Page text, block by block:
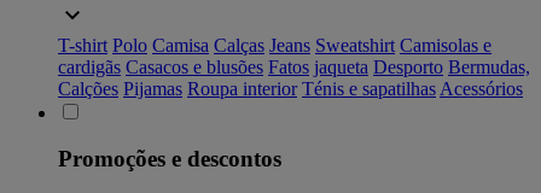
T-shirt Polo Camisa Calças Jeans Sweatshirt Camisolas e
cardigãs Casacos e blusões Fatos jaqueta Desporto Bermudas,
Calções Pijamas Roupa interior Ténis e sapatilhas Acessórios
Promoções e descontos